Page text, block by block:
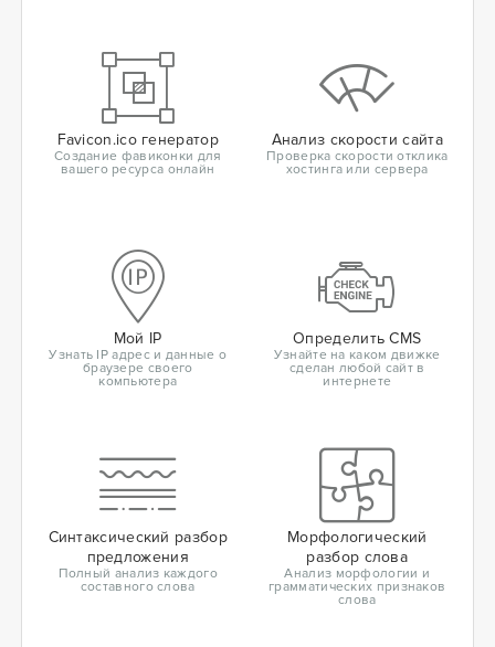
Favicon.ico генератор
Создание фавиконки для
вашего ресурса онлайн
Анализ скорости сайта
Проверка скорости отклика
хостинга или сервера
Мой IP
Узнать IP адрес и данные о
браузере своего
компьютера
Определить CMS
Узнайте на каком движке
сделан любой сайт в
интернете
Синтаксический разбор
предложения
Полный анализ каждого
составного слова
Морфологический
разбор слова
Анализ морфологии и
грамматических признаков
слова